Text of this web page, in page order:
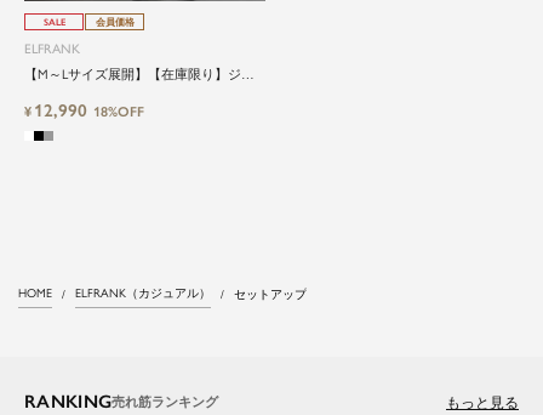
目を引く。そんな日常と特別の間を行き来するス
SALE 会員価格
ELFRANK
【M～Lサイズ展開】【在庫限り】ジャ
ードパンツのセットアップ Washable
¥ 12,990 18%OFF
HOME ELFRANK（カジュアル） セットアップ
RANKING もっと見る